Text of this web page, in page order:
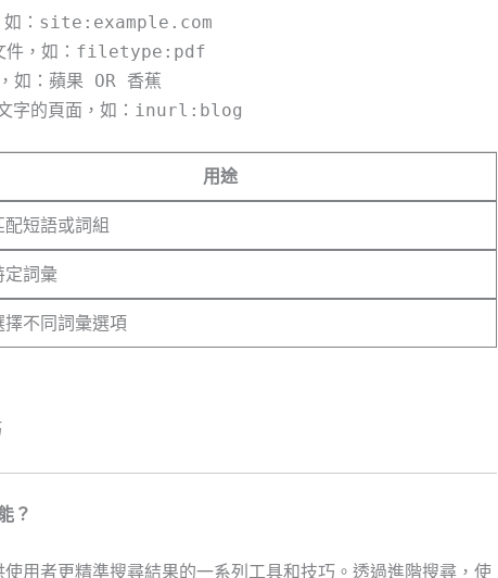
： site:example.com
，如： filetype:pdf
如： 蘋果 OR 香蕉
字的頁面，如： inurl:blog
用途
配短語或詞組
定詞彙
擇不同詞彙選項
？
用者更精準搜尋結果的一系列工具和技巧。透過進階搜尋，使